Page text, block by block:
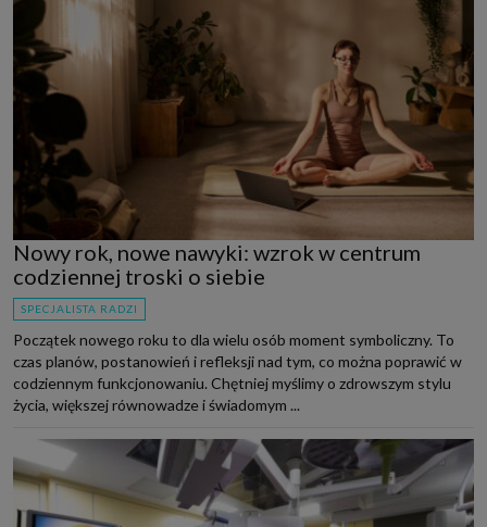
Nowy rok, nowe nawyki: wzrok w centrum
codziennej troski o siebie
SPECJALISTA RADZI
Początek nowego roku to dla wielu osób moment symboliczny. To
czas planów, postanowień i refleksji nad tym, co można poprawić w
codziennym funkcjonowaniu. Chętniej myślimy o zdrowszym stylu
życia, większej równowadze i świadomym ...